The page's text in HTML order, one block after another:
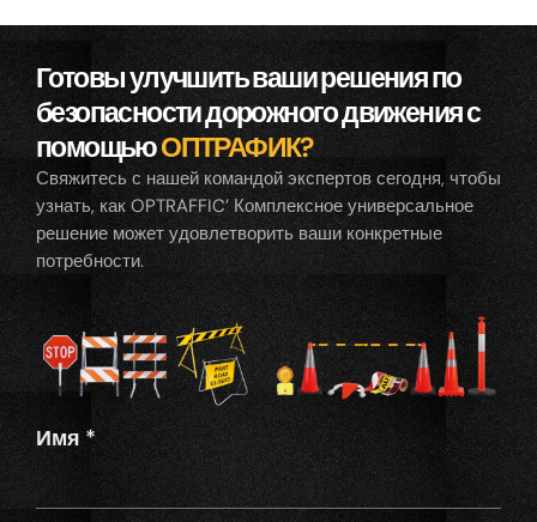
Готовы улучшить ваши решения по
безопасности дорожного движения с
помощьюОПТРАФИК?
Свяжитесь с нашей командой экспертов сегодня, чтобы
узнать, как OPTRAFFIC’ Комплексное универсальное
решение может удовлетворить ваши конкретные
потребности.
Имя *